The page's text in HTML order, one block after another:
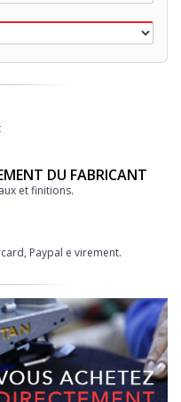
DU FABRICANT
et finitions.
Paypal e virement.